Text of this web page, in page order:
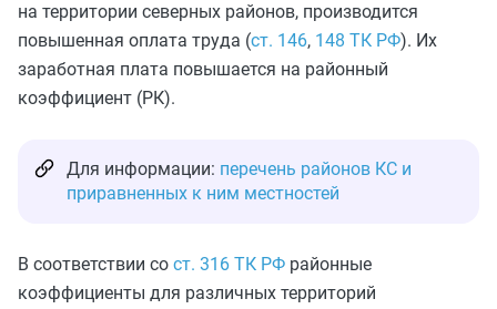
на территории северных районов, производится
повышенная оплата труда (ст. 146, 148 ТК РФ). Их
заработная плата повышается на районный
коэффициент (РК).
Для информации: перечень районов КС и
приравненных к ним местностей
В соответствии со ст. 316 ТК РФ районные
коэффициенты для различных территорий